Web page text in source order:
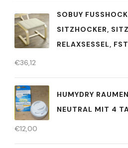
SOBUY
ITZHOCKER,
ELAXSESSEL,
€36,12
HUMYDRY
NEUTRAL MIT 4
€12,00